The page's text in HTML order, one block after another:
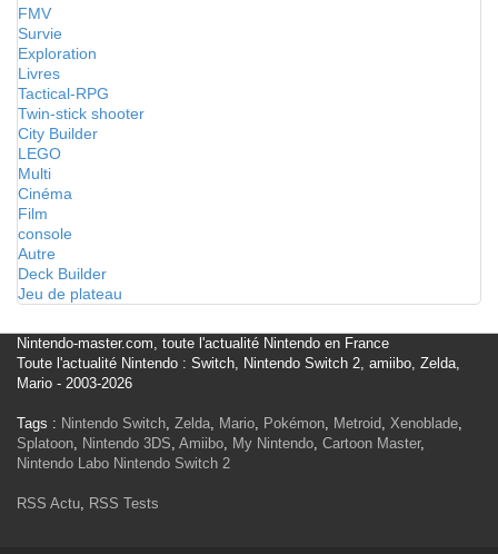
FMV
Survie
Exploration
Livres
Tactical-RPG
Twin-stick shooter
City Builder
LEGO
Multi
Cinéma
Film
console
Autre
Deck Builder
Jeu de plateau
Nintendo-master.com, toute l'actualité Nintendo en France
Toute l'actualité Nintendo : Switch, Nintendo Switch 2, amiibo, Zelda,
Mario - 2003-2026
Tags : Nintendo Switch, Zelda, Mario, Pokémon, Metroid, Xenoblade,
Splatoon, Nintendo 3DS, Amiibo, My Nintendo, Cartoon Master,
Nintendo Labo Nintendo Switch 2
RSS Actu, RSS Tests